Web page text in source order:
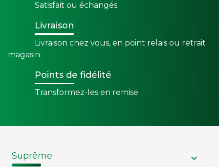
Satisfait ou échangés
Livraison
Livraison chez vous, en point relais ou retrait
magasin
Points de fidélité
Transformez-les en remise
Suprême